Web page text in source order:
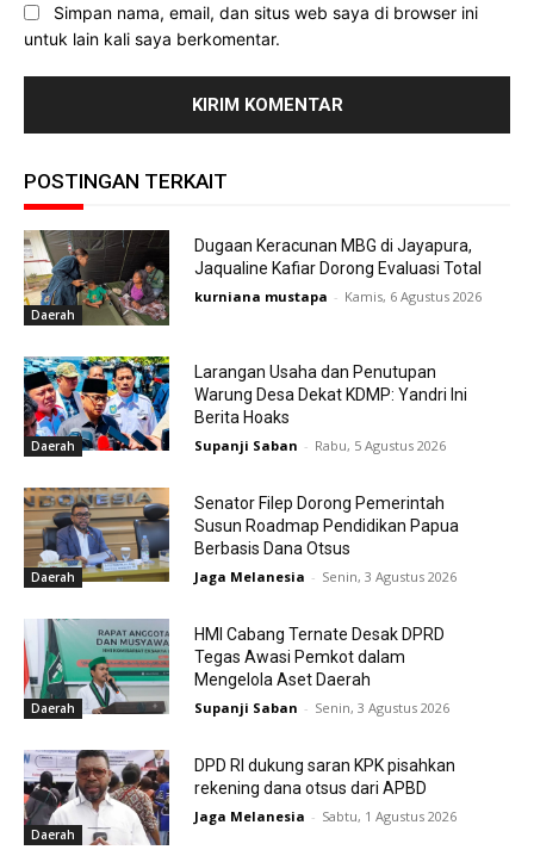
Simpan nama, email, dan situs web saya di browser ini
untuk lain kali saya berkomentar.
POSTINGAN TERKAIT
Daerah
Dugaan Keracunan MBG di Jayapura,
Jaqualine Kafiar Dorong Evaluasi Total
kurniana mustapa - Kamis, 6 Agustus 2026
Daerah
Larangan Usaha dan Penutupan
Warung Desa Dekat KDMP: Yandri Ini
Berita Hoaks
Supanji Saban - Rabu, 5 Agustus 2026
Daerah
Senator Filep Dorong Pemerintah
Susun Roadmap Pendidikan Papua
Berbasis Dana Otsus
Jaga Melanesia - Senin, 3 Agustus 2026
Daerah
HMI Cabang Ternate Desak DPRD
Tegas Awasi Pemkot dalam
Mengelola Aset Daerah
Supanji Saban - Senin, 3 Agustus 2026
Daerah
DPD RI dukung saran KPK pisahkan
rekening dana otsus dari APBD
Jaga Melanesia - Sabtu, 1 Agustus 2026